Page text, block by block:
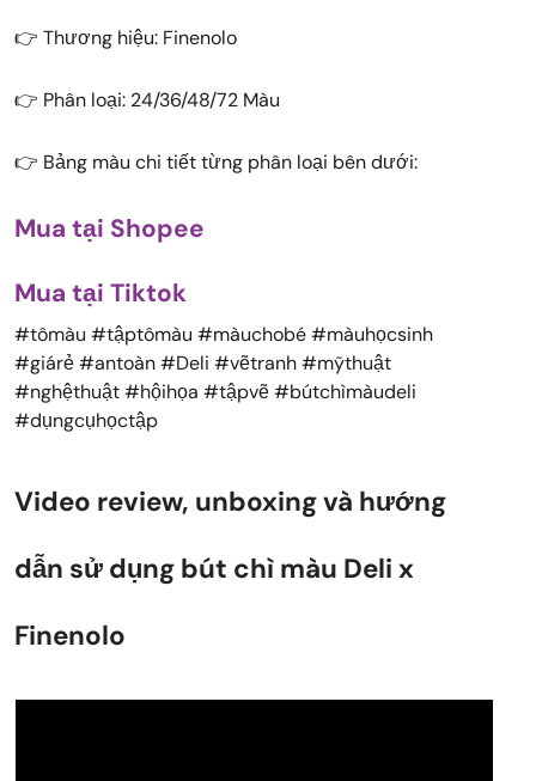
👉 Thương hiệu: Finenolo
👉 Phân loại: 24/36/48/72 Màu
👉 Bảng màu chi tiết từng phân loại bên dưới:
Mua tại Shopee
Mua tại Tiktok
#tômàu #tậptômàu #màuchobé #màuhọcsinh
#giárẻ #antoàn #Deli #vẽtranh #mỹthuật
#nghệthuật #hộihọa #tậpvẽ #bútchìmàudeli
#dụngcụhọctập
Video review, unboxing và hướng
dẫn sử dụng bút chì màu Deli x
Finenolo